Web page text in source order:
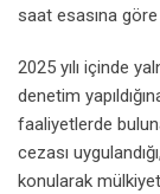
saat esasına
2025 yılı içinde
denetim
faaliyetlerde
cezası
konularak